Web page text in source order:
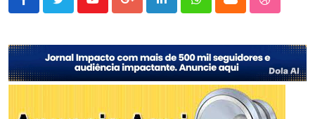
YoutubeGoogle+LinkedInWhatsappCloud